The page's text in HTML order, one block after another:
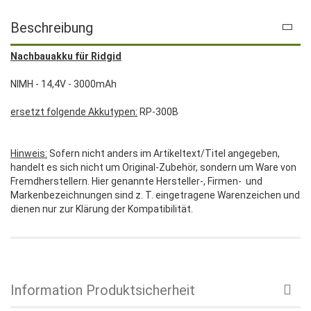
Beschreibung
Nachbauakku für Ridgid
NIMH - 14,4V - 3000mAh
ersetzt folgende Akkutypen: RP-300B
Hinweis: Sofern nicht anders im Artikeltext/Titel angegeben,
handelt es sich nicht um Original-Zubehör, sondern um Ware von
Fremdherstellern. Hier genannte Hersteller-, Firmen- und
Markenbezeichnungen sind z. T. eingetragene Warenzeichen und
dienen nur zur Klärung der Kompatibilität.
Information Produktsicherheit